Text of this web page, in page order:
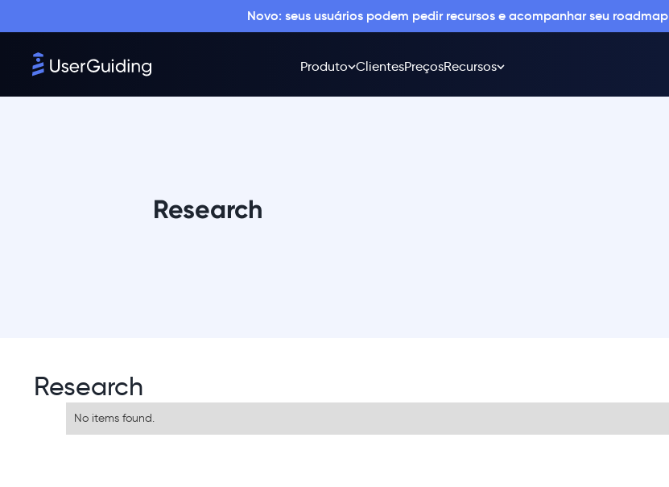
Novo: seus usuários podem pedir recursos e acompanhar seu roadmap
Produto ClientesPreçosRecursos
Research
Research
No items found.